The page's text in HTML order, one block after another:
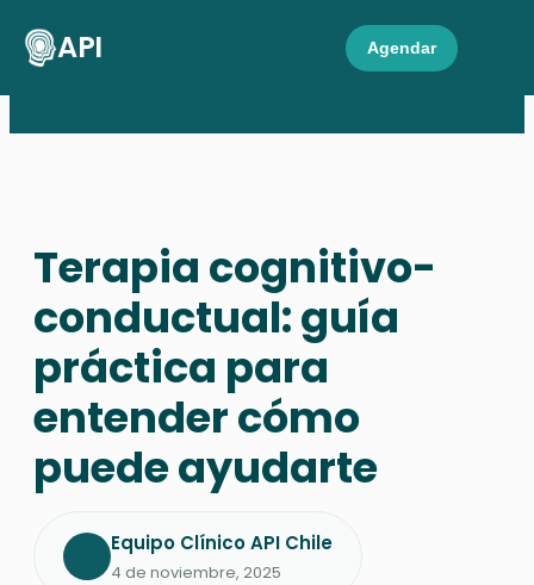
API Agendar
Terapia cognitivo-
conductual: guía
práctica para
entender cómo
puede ayudarte
Equipo Clínico API Chile
4 de noviembre, 2025